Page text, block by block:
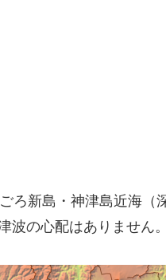
ろ新島・神津島近海
波の心配はありません